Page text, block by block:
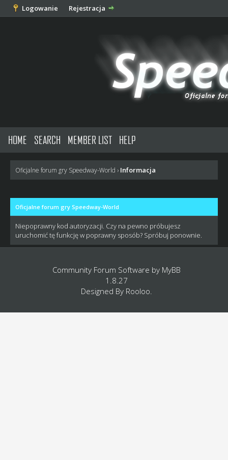
Logowanie Rejestracja
HOME SEARCH MEMBER LIST HELP
Oficjalne forum gry Speedway-World › Informacja
Oficjalne forum gry Speedway-World
Niepoprawny kod autoryzacji. Czy na pewno próbujesz
uruchomić tę funkcję w poprawny sposób? Spróbuj ponownie.
Community Forum Software by MyBB
1.8.27
Designed By Rooloo.